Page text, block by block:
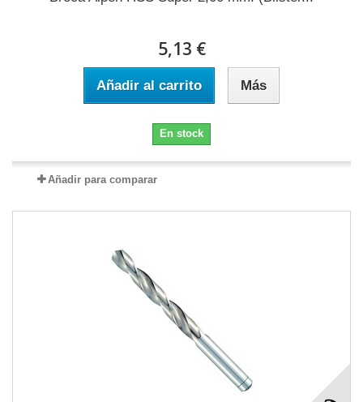
5,13 €
Añadir al carrito Más
En stock
Añadir para comparar